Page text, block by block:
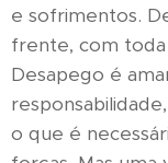
e sofrimentos.
frente, com toda
Desapego é
o que é